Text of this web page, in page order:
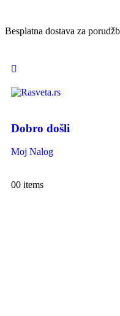
Besplatna dostava za
Dobro došli
Moj Nalog
00 items